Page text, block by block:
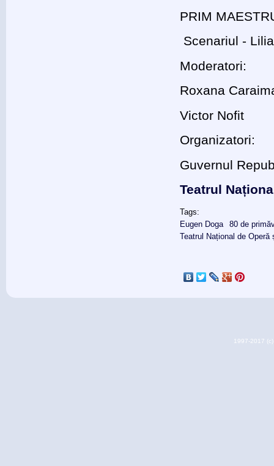
PRIM
Scenariul -
Moderatori:
Roxana
Victor Nofit
Organizatori:
Guvernul
Teatrul
Tags:
Eugen Doga
80 de
Teatrul Național de
1997-2017